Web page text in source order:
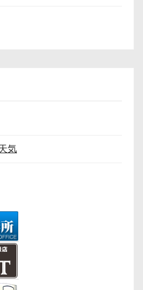
気